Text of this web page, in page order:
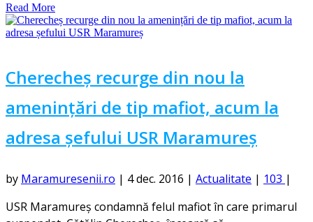
Read More
Cherecheș recurge din nou la
amenințări de tip mafiot, acum la
adresa șefului USR Maramureș
by Maramuresenii.ro | 4 dec. 2016 | Actualitate | 103 |
USR Maramureş condamnă felul mafiot în care primarul